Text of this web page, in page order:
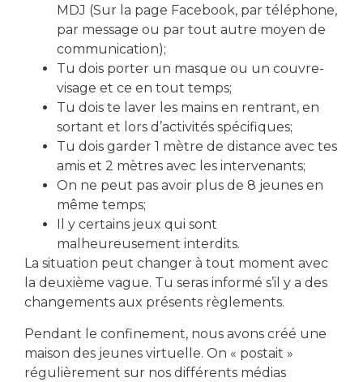
PRÉCÉDENT
Maison des jeunes virtuelle 💻
SUIVANT
Semaines thématiques 👂
MDJ (Sur la page Facebook, par téléphone,
par message ou par tout autre moyen de
communication);
Tu dois porter un masque ou un couvre-
visage et ce en tout temps;
Tu dois te laver les mains en rentrant, en
sortant et lors d’activités spécifiques;
Tu dois garder 1 mètre de distance avec tes
amis et 2 mètres avec les intervenants;
On ne peut pas avoir plus de 8 jeunes en
même temps;
Il y certains jeux qui sont
malheureusement interdits.
La situation peut changer à tout moment avec
la deuxième vague. Tu seras informé s’il y a des
changements aux présents règlements.
Pendant le confinement, nous avons créé une
maison des jeunes virtuelle. On « postait »
régulièrement sur nos différents médias